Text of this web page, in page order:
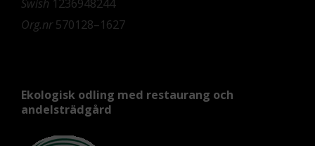
Swish 1236948244
Org.nr570128–1627
Ekologisk odling med restaurang och
andelsträdgård